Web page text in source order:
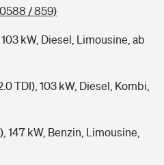
/ 859)
kW, Diesel, Limousine, ab
TDI), 103 kW, Diesel, Kombi,
147 kW, Benzin, Limousine,